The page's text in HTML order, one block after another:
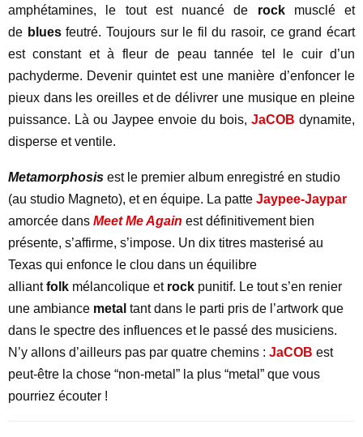
amphétamines, le tout est nuancé de rockmusclé et
de bluesfeutré. Toujours sur le fil du rasoir, ce grand écart
est constant et à fleur de peau tannée tel le cuir d’un
pachyderme. Devenir quintet est une manière d’enfoncer le
pieux dans les oreilles et de délivrer une musique en pleine
puissance. Là ou Jaypee envoie du bois, JaCOB dynamite,
disperse et ventile.
Metamorphosis est le premier album enregistré en studio
(au studio Magneto), et en équipe. La patte Jaypee-Jaypar
amorcée dans Meet Me Again est définitivement bien
présente, s’affirme, s’impose. Un dix titres masterisé au
Texas qui enfonce le clou dans un équilibre
alliantfolk mélancolique et rock punitif. Le tout s’en renier
une ambiance metal tant dans le parti pris de l’artwork que
dans le spectre des influences et le passé des musiciens.
N’y allons d’ailleurs pas par quatre chemins : JaCOB est
peut-être la chose “non-metal” la plus “metal” que vous
pourriez écouter !